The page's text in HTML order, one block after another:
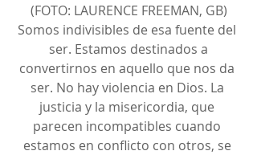
(FOTO: LAURENCE FREEMAN, GB)
Somos indivisibles de esa fuente del
ser. Estamos destinados a
convertirnos en aquello que nos da
ser. No hay violencia en Dios. La
justicia y la misericordia, que
parecen incompatibles cuando
estamos en conflicto con otros, se